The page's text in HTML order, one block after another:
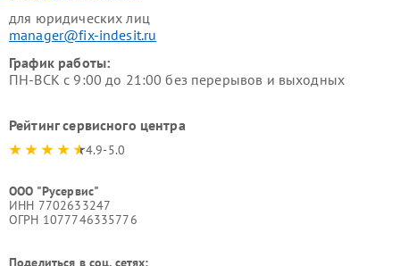
для юридических лиц
manager@fix-indesit.ru
График работы:
ПН-ВСК с 9:00 до 21:00 без перерывов и выходных
Рейтинг сервисного центра
4.9-5.0
ООО "Русервис"
ИНН 7702633247
ОГРН 1077746335776
Поделиться в соц. сетях: